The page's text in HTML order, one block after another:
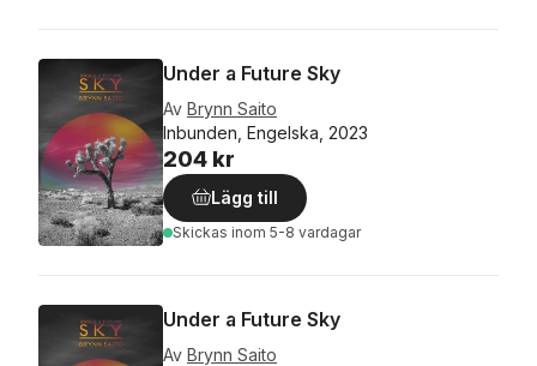
Under a Future Sky
Av Brynn Saito
Inbunden, Engelska, 2023
204 kr
Lägg till
Skickas inom 5-8 vardagar
Under a Future Sky
Av Brynn Saito